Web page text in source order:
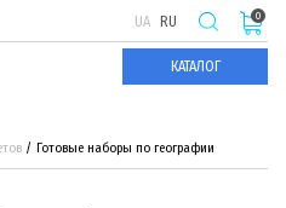
UA RU
КАТАЛОГ
0
Готовые наборы по географии